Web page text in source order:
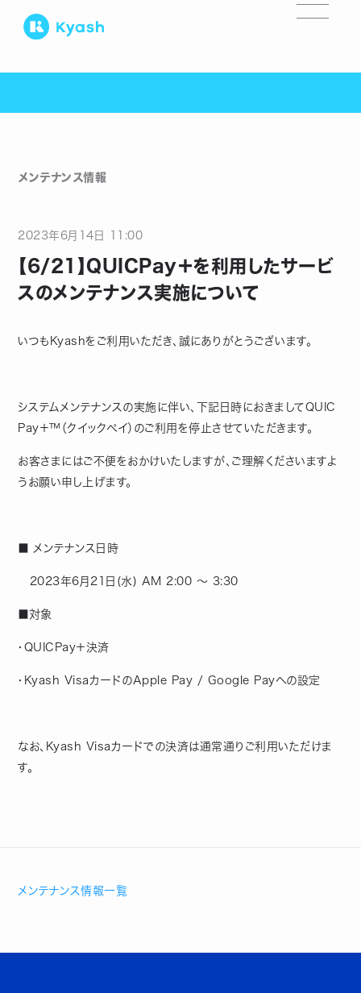
メンテナンス情報
2023年 6月 14 日 11:00
【6/21】QUICPay＋を利用したサービ
スのメンテナンス実施について
いつもKyashをご利用いただき、誠にありがとうございます。
システムメンテナンスの実施に伴い、下記日時におきましてQUIC
Pay＋™（クイックペイ）のご利用を停止させていただきます。
お客さまにはご不便をおかけいたしますが、ご理解くださいますよ
うお願い申し上げます。
■ メンテナンス日時
2023年6月21日(水) AM 2:00 ～ 3:30
■対象
・QUICPay＋決済
・Kyash VisaカードのApple Pay / Google Payへの設定
なお、Kyash Visaカードでの決済は通常通りご利用いただけま
す。
メンテナンス情報一覧